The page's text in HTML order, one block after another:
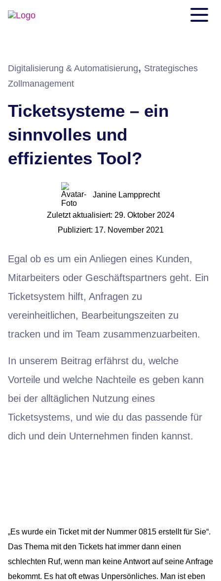
Digitalisierung & Automatisierung, Strategisches
Zollmanagement
Ticketsysteme – ein
sinnvolles und
effizientes Tool?
Janine Lampprecht
Zuletzt aktualisiert: 29. Oktober 2024
Publiziert: 17. November 2021
Egal ob es um ein Anliegen eines Kunden,
Mitarbeiters oder Geschäftspartners geht. Ein
Ticketsystem hilft, Anfragen zu
vereinheitlichen, Bearbeitungszeiten zu
tracken und im Team zusammenzuarbeiten.
In unserem Beitrag erfährst du, welche
Vorteile und welche Nachteile es geben kann
bei der alltäglichen Nutzung eines
Ticketsystems, und wie du das passende für
dich und dein Unternehmen finden kannst.
„Es wurde ein Ticket mit der Nummer 0815 erstellt für Sie“.
Das Thema mit den Tickets hat immer dann einen
schlechten Ruf, wenn man keine Antwort auf seine Anfrage
bekommt. Es hat oft etwas Unpersönliches. Man ist eben